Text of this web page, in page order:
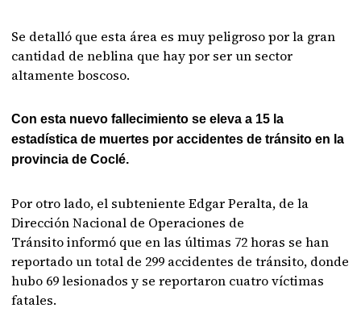
Se detalló que esta área es muy peligroso por la gran
cantidad de neblina que hay por ser un sector
altamente boscoso.
Con esta nuevo fallecimiento se eleva a 15 la
estadística de muertes por accidentes de tránsito en la
provincia de Coclé.
Por otro lado, el subteniente Edgar Peralta, de la
Dirección Nacional de Operaciones de
Tránsito informó que en las últimas 72 horas se han
reportado un total de 299 accidentes de tránsito, donde
hubo 69 lesionados y se reportaron cuatro víctimas
fatales.